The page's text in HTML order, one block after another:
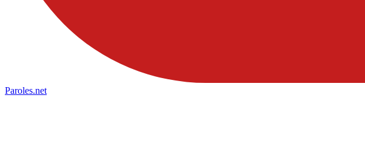
Paroles.net